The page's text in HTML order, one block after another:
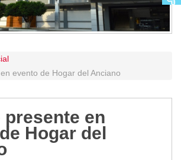
evento de Hogar del Anciano
presente en
Hogar del